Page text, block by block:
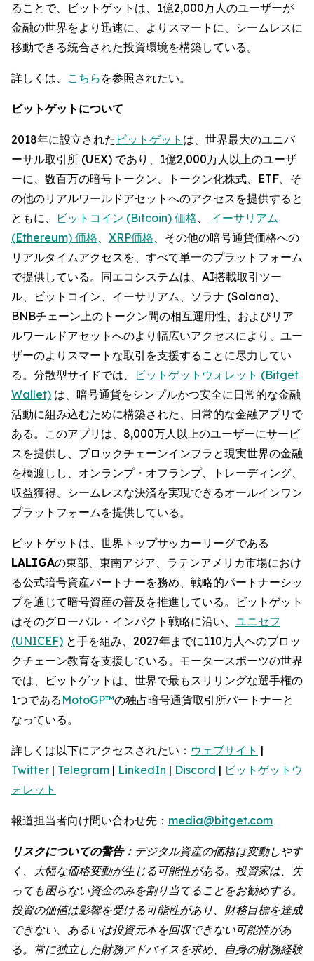
ることで、ビットゲットは、1億2,000万人のユーザーが
金融の世界をより迅速に、よりスマートに、シームレスに
移動できる統合された投資環境を構築している。
詳しくは、 こちら を参照されたい。
ビットゲットについて
2018年に設立された ビットゲット は、世界最大のユニバ
ーサル取引所 (UEX) であり、1億2,000万人以上のユーザ
ーに、数百万の暗号トークン、トークン化株式、ETF、そ
の他のリアルワールドアセットへのアクセスを提供すると
ともに、
ビットコイン (Bitcoin) 価格、 イーサリアム
(Ethereum) 価格、 XRP価格、その他の暗号通貨価格への
リアルタイムアクセスを、すべて単一のプラットフォーム
で提供している。同エコシステムは、AI搭載取引ツー
ル、ビットコイン、イーサリアム、ソラナ (Solana)、
BNBチェーン上のトークン間の相互運用性、およびリア
ルワールドアセットへのより幅広いアクセスにより、ユー
ザーのよりスマートな取引を支援することに尽力してい
る。分散型サイドでは、
ビットゲットウォレット (Bitget
Wallet) は、暗号通貨をシンプルかつ安全に日常的な金融
活動に組み込むために構築された、日常的な金融アプリで
ある。このアプリは、8,000万人以上のユーザーにサービ
スを提供し、ブロックチェーンインフラと現実世界の金融
を橋渡しし、オンランプ・オフランプ、トレーディング、
収益獲得、シームレスな決済を実現できるオールインワン
プラットフォームを提供している。
ビットゲットは、世界トップサッカーリーグである
LALIGAの東部、東南アジア、ラテンアメリカ市場におけ
る公式暗号資産パートナーを務め、戦略的パートナーシッ
プを通じて暗号資産の普及を推進している。ビットゲット
はそのグローバル・インパクト戦略に沿い、 ユニセフ
(UNICEF) と手を組み、2027年までに110万人へのブロッ
クチェーン教育を支援している。モータースポーツの世界
では、ビットゲットは、世界で最もスリリングな選手権の
1つである MotoGP™の独占暗号通貨取引所パートナーと
なっている。
詳しくは以下にアクセスされたい： ウェブサイト |
Twitter | Telegram | LinkedIn | Discord | ビットゲットウ
ォレット
報道担当者向け問い合わせ先： media@bitget.com
リスクについての警告： デジタル資産の価格は変動しやす
く、大幅な価格変動が生じる可能性がある。投資家は、失
っても困らない資金のみを割り当てることをお勧めする。
投資の価値は影響を受ける可能性があり、財務目標を達成
できない、あるいは投資元本を回収できない可能性があ
る。常に独立した財務アドバイスを求め、自身の財務経験